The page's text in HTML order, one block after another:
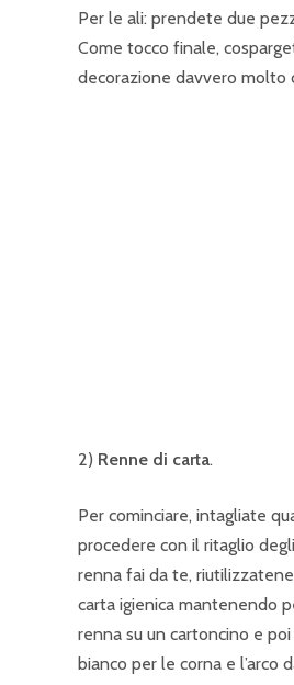
Per le ali: prendete due
Come tocco finale,
decorazione davvero molto
2) Renne di carta.
Per cominciare, intagliate
procedere con il ritaglio
renna fai da te,
carta igienica mantenendo
renna su un cartoncino e
bianco per le corna e l’arco